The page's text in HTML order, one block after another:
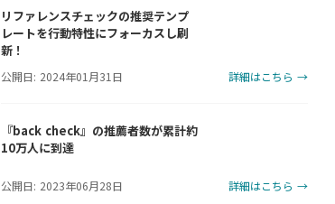
リファレンスチェックの推奨テンプ
レートを行動特性にフォーカスし刷
新！
公開日: 2024年01月31日 詳細はこちら →
『back check』の推薦者数が累計約
10万人に到達
公開日: 2023年06月28日 詳細はこちら →